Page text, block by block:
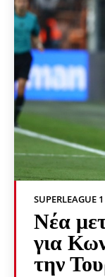
SUPERLEAGUE 1
Νέα
για
την